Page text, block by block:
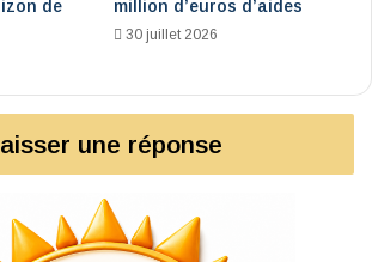
de
million d’euros d’aides
30 juillet 2026
une réponse